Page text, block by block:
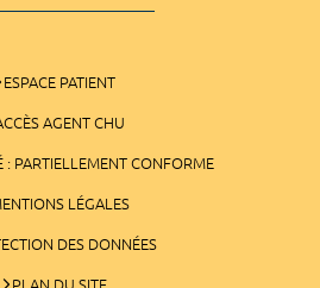
ESPACE PATIENT
AGENT CHU
: PARTIELLEMENT CONFORME
LÉGALES
DES DONNÉES
PLAN DU SITE